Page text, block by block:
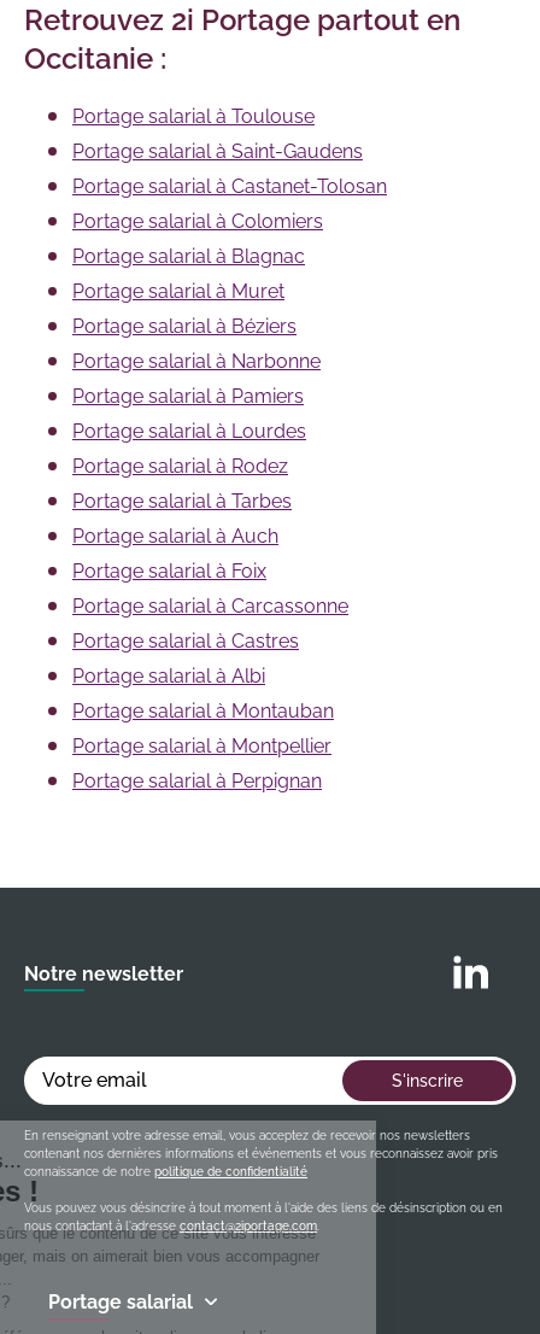
Retrouvez 2i Portage partout en
Occitanie :
Portage salarial à Toulouse
Portage salarial à Saint-Gaudens
Portage salarial à Castanet-Tolosan
Portage salarial à Colomiers
Portage salarial à Blagnac
Portage salarial à Muret
Portage salarial à Béziers
Portage salarial à Narbonne
Portage salarial à Pamiers
Portage salarial à Lourdes
Portage salarial à Rodez
Portage salarial à Tarbes
Portage salarial à Auch
Portage salarial à Foix
Portage salarial à Carcassonne
Portage salarial à Castres
Portage salarial à Albi
Portage salarial à Montauban
Portage salarial à Montpellier
Portage salarial à Perpignan
Portage salarial
Notre newsletter
Votre email S'inscrire
En renseignant votre adresse email, vous acceptez de recevoir nos newsletters
contenant nos dernières informations et événements et vous reconnaissez avoir pris
connaissance de notre politique de confidentialité
Vous pouvez vous désincrire à tout moment à l'aide des liens de désinscription ou en
nous contactant à l'adresse contact@2iportage.com
Suivez